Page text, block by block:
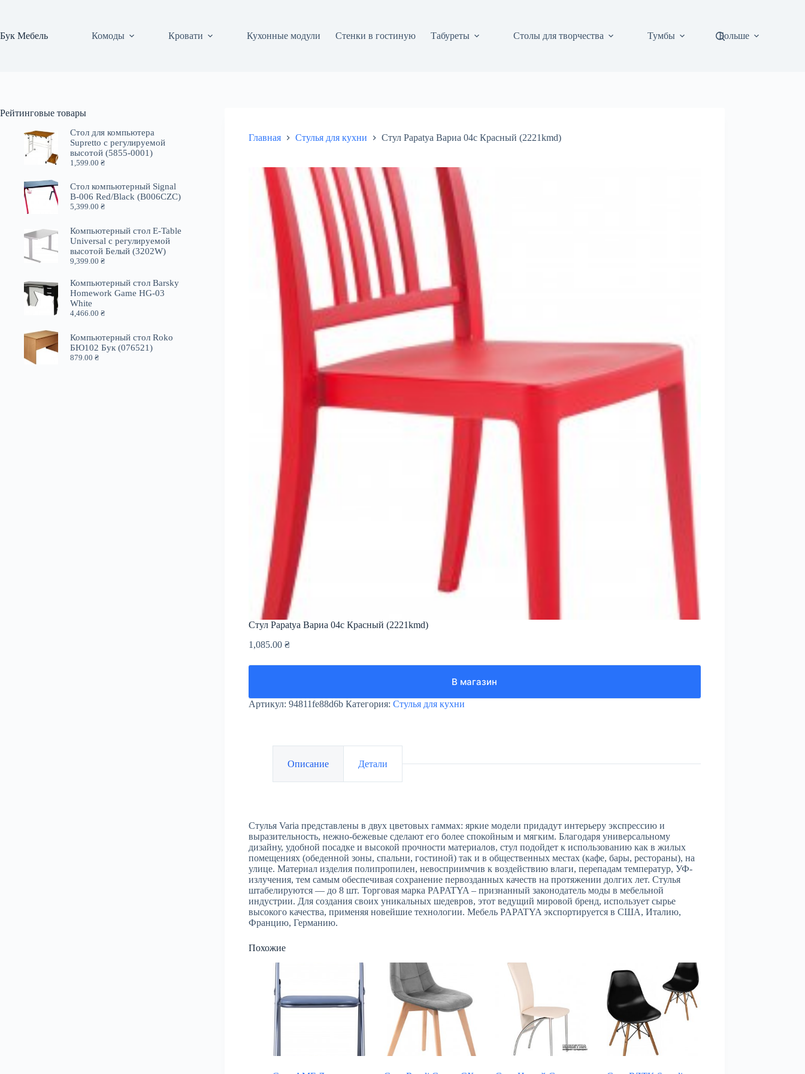
Бук Мебель
Комоды Кровати Кухонные модули Стенки в гостиную Табуреты Столы для творчества Тумбы Больше
Главная Стулья для кухни Стул Papatya Вариа 04c Красный (2221kmd)
Стул Papatya Вариа 04c Красный (2221kmd)
1,085.00 ₴
В магазин
Артикул: 94811fe88d6b Категория: Стулья для кухни
Описание Детали
Стулья Varia представлены в двух цветовых гаммах: яркие модели придадут интерьеру экспрессию и
выразительность, нежно-бежевые сделают его более спокойным и мягким. Благодаря универсальному
дизайну, удобной посадке и высокой прочности материалов, стул подойдет к использованию как в жилых
помещениях (обеденной зоны, спальни, гостиной) так и в общественных местах (кафе, бары, рестораны), на
улице. Материал изделия полипропилен, невосприимчив к воздействию влаги, перепадам температур, УФ-
излучения, тем самым обеспечивая сохранение первозданных качеств на протяжении долгих лет. Стулья
штабелируются — до 8 шт. Торговая марка PAPATYA – признанный законодатель моды в мебельной
индустрии. Для создания своих уникальных шедевров, этот ведущий мировой бренд, использует сырье
высокого качества, применяя новейшие технологии. Мебель PAPATYA экспортируется в США, Италию,
Францию, Германию.
Похожие
Рейтинговые товары
Стол для компьютера
Supretto с регулируемой
высотой (5855-0001)
1,599.00₴
Стол компьютерный Signal
B-006 Red/Black (B006CZC)
5,399.00₴
Компьютерный стол E-Table
Universal с регулируемой
высотой Белый (3202W)
9,399.00₴
Компьютерный стол Barsky
Homework Game HG-03
White
4,466.00₴
Компьютерный стол Roko
БЮ102 Бук (076521)
879.00₴